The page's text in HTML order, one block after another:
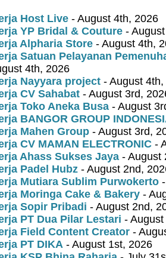
Host Live - August 4th, 2026
YP Bridal & Couture -
Alpharia Store - August 4th,
Satuan Pelayanan
4th, 2026
Nayyara project - August
CV Sahabat - August 3rd,
Toko Aneka Busa - August
BANGOR GROUP
Mahen Group - August 3rd,
CV MAMAN ELECTRONIC -
Ahass Sukses Jaya - August
Padel Hubz - August 2nd,
Mutiara Sublim Purwokerto
Moringa Cake & Bakery -
Sopir Pribadi - August 2nd,
PT Dua Pilar Lestari -
Field Content Creator -
PT DIKA - August 1st, 2026